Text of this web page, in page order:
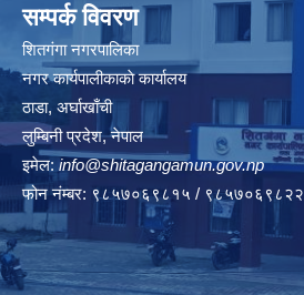
सम्पर्क विवरण
शितगंगा नगरपालिका
नगर कार्यपालीकाकाे कार्यालय
ठाडा, अर्घाखाँची
लुम्बिनी प्रदेश, नेपाल
इमेल: info@shitagangamun.gov.np
फोन नंम्बर: ९८५७०६९८१५ / ९८५७०६९८२२